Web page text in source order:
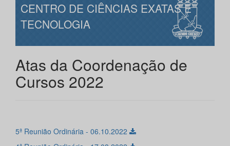
CENTRO DE CIÊNCIAS EXATAS E
TECNOLOGIA
Atas da Coordenação de
Cursos 2022
5ª Reunião Ordinária - 06.10.2022